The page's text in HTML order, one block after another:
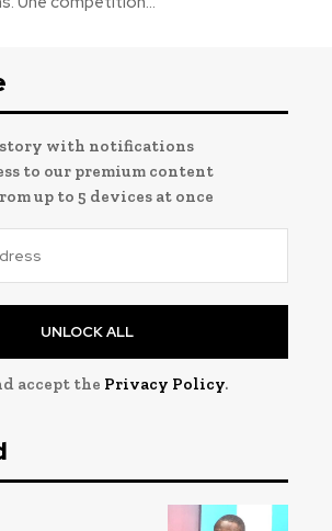
story with notifications
to our premium content
up to 5 devices at once
UNLOCK ALL
accept the Privacy Policy.